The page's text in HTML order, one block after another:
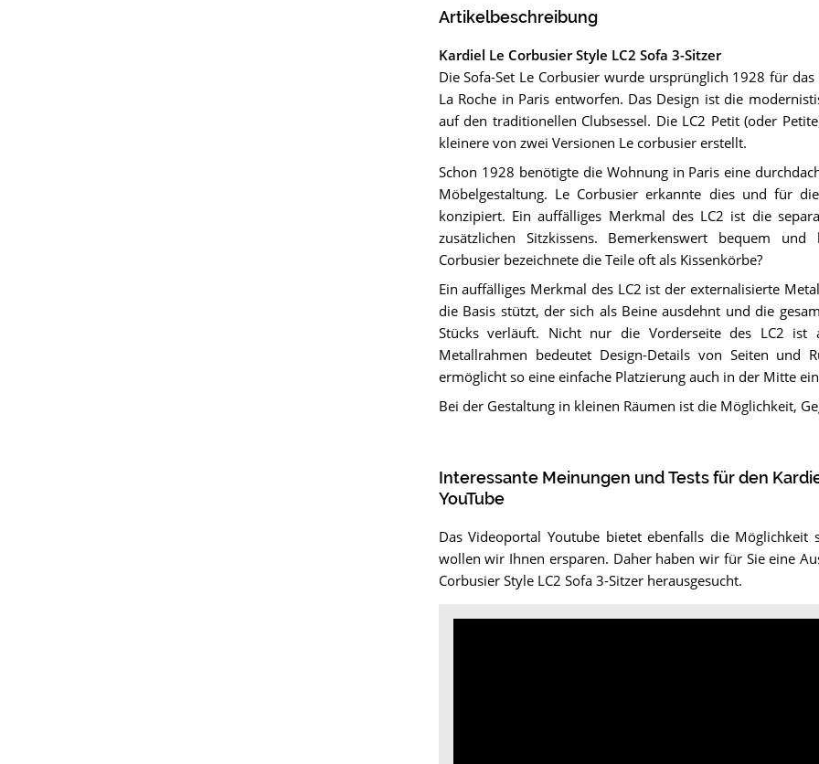
Artikelbeschreibung
Kardiel Le Corbusier Style LC2 Sofa 3-Sitzer
Die Sofa-Set Le Corbusier wurde ursprünglich 1928 für das
La Roche in Paris entworfen. Das Design ist die
auf den traditionellen Clubsessel. Die LC2 Petit (oder
kleinere von zwei Versionen Le corbusier erstellt.
Schon 1928 benötigte die Wohnung in Paris eine
Möbelgestaltung. Le Corbusier erkannte dies und für
konzipiert. Ein auffälliges Merkmal des LC2 ist die
zusätzlichen Sitzkissens. Bemerkenswert bequem und
Corbusier bezeichnete die Teile oft als Kissenkörbe?
Ein auffälliges Merkmal des LC2 ist der externalisierte
die Basis stützt, der sich als Beine ausdehnt und die
Stücks verläuft. Nicht nur die Vorderseite des LC2 ist
Metallrahmen bedeutet Design-Details von Seiten und
ermöglicht so eine einfache Platzierung auch in der Mitte
Bei der Gestaltung in kleinen Räumen ist die Möglichkeit,
Interessante Meinungen und Tests für den
YouTube
Das Videoportal Youtube bietet ebenfalls die Möglichkeit
wollen wir Ihnen ersparen. Daher haben wir für Sie eine
Corbusier Style LC2 Sofa 3-Sitzer herausgesucht.